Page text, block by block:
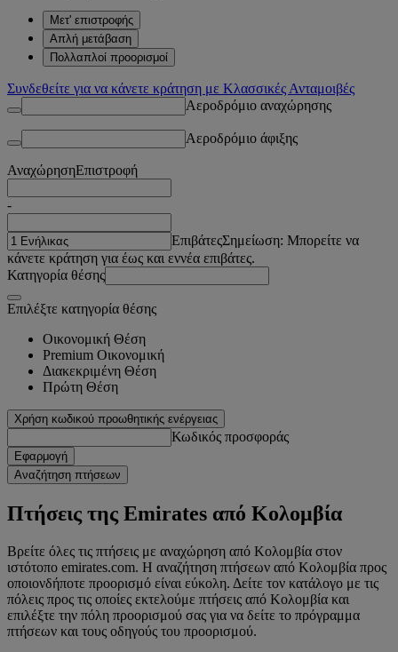
Μετ' επιστροφής
Απλή μετάβαση
Πολλαπλοί προορισμοί
Συνδεθείτε για να κάνετε κράτηση με Κλασσικές Ανταμοιβές
Αεροδρόμιο αναχώρησης
Αεροδρόμιο άφιξης
ΑναχώρησηΕπιστροφή
-
ΕπιβάτεςΣημείωση: Μπορείτε να
κάνετε κράτηση για έως και εννέα επιβάτες.
Κατηγορία θέσης
Επιλέξτε κατηγορία θέσης
Οικονομική Θέση
Premium Οικονομική
Διακεκριμένη Θέση
Πρώτη Θέση
Χρήση κωδικού προωθητικής ενέργειας
Κωδικός προσφοράς
Εφαρμογή
Αναζήτηση πτήσεων
Πτήσεις της Emirates από Κολομβία
Βρείτε όλες τις πτήσεις με αναχώρηση από Κολομβία στον
ιστότοπο emirates.com. Η αναζήτηση πτήσεων από Κολομβία προς
οποιονδήποτε προορισμό είναι εύκολη. Δείτε τον κατάλογο με τις
πόλεις προς τις οποίες εκτελούμε πτήσεις από Κολομβία και
επιλέξτε την πόλη προορισμού σας για να δείτε το πρόγραμμα
πτήσεων και τους οδηγούς του προορισμού.